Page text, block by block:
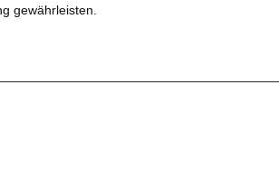
gewährleisten.